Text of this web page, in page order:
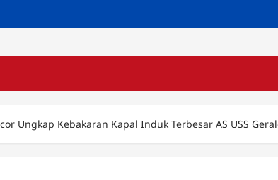
Ungkap Kebakaran Kapal Induk Terbesar AS USS